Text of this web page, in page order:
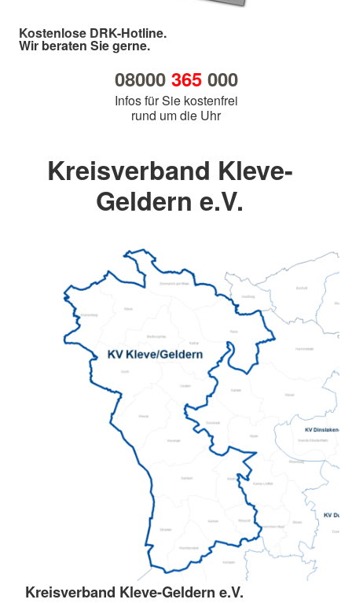
Kostenlose DRK-Hotline.
Wir beraten Sie gerne.
08000 365000
Infos für Sie kostenfrei
rund um die Uhr
Kreisverband Kleve-
Geldern e.V.
Kreisverband Kleve-Geldern e.V.